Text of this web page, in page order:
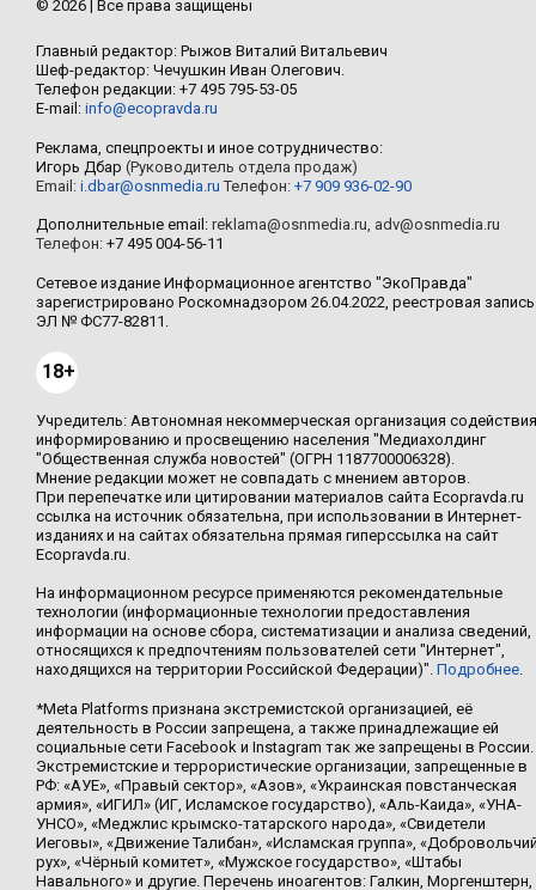
© 2026 | Все права защищены
Главный редактор: Рыжов Виталий Витальевич
Шеф-редактор: Чечушкин Иван Олегович.
Телефон редакции: +7 495 795-53-05
E-mail: info@ecopravda.ru
Реклама, спецпроекты и иное сотрудничество:
Игорь Дбар (Руководитель отдела продаж)
Email: i.dbar@osnmedia.ru Телефон: +7 909 936-02-90
Дополнительные email: reklama@osnmedia.ru, adv@osnmedia.ru
Телефон: +7 495 004-56-11
Сетевое издание Информационное агентство "ЭкоПравда"
зарегистрировано Роскомнадзором 26.04.2022, реестровая запись
ЭЛ № ФС77-82811.
18+
Учредитель: Автономная некоммерческая организация содействия
информированию и просвещению населения "Медиахолдинг
"Общественная служба новостей" (ОГРН 1187700006328).
Мнение редакции может не совпадать с мнением авторов.
При перепечатке или цитировании материалов сайта Ecopravda.ru
ссылка на источник обязательна, при использовании в Интернет-
изданиях и на сайтах обязательна прямая гиперссылка на сайт
Ecopravda.ru.
На информационном ресурсе применяются рекомендательные
технологии (информационные технологии предоставления
информации на основе сбора, систематизации и анализа сведений,
относящихся к предпочтениям пользователей сети "Интернет",
находящихся на территории Российской Федерации)". Подробнее.
*Meta Platforms признана экстремистской организацией, её
деятельность в России запрещена, а также принадлежащие ей
социальные сети Facebook и Instagram так же запрещены в России.
Экстремистские и террористические организации, запрещенные в
РФ: «АУЕ», «Правый сектор», «Азов», «Украинская повстанческая
армия», «ИГИЛ» (ИГ, Исламское государство), «Аль-Каида», «УНА-
УНСО», «Меджлис крымско-татарского народа», «Свидетели
Иеговы», «Движение Талибан», «Исламская группа»,
рух», «Чёрный комитет», «Мужское государство», «Штабы
Навального» и другие. Перечень иноагентов: Галкин, Моргенштерн,